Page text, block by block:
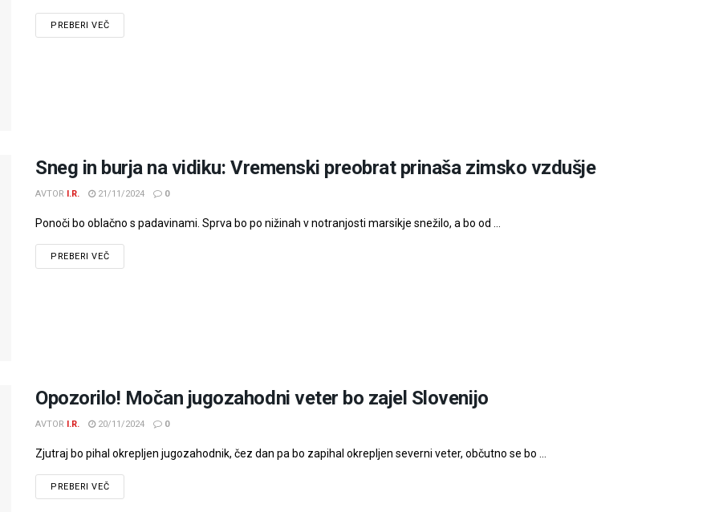
PREBERI VEČ
Sneg in burja na vidiku: Vremenski preobrat prinaša zimsko vzdušje
AVTOR I.R. 21/11/2024 0
Ponoči bo oblačno s padavinami. Sprva bo po nižinah v notranjosti marsikje snežilo, a bo od ...
PREBERI VEČ
Opozorilo! Močan jugozahodni veter bo zajel Slovenijo
AVTOR I.R. 20/11/2024 0
Zjutraj bo pihal okrepljen jugozahodnik, čez dan pa bo zapihal okrepljen severni veter, občutno se bo ...
PREBERI VEČ